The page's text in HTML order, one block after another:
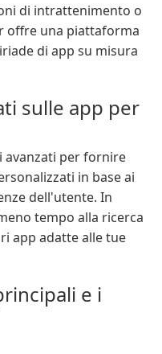
di intrattenimento o
offre una piattaforma
di app su misura
sulle app per
avanzati per fornire
in base ai
dell'utente. In
tempo alla ricerca
app adatte alle tue
e i